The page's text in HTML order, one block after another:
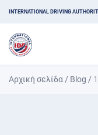
INTERNATIONAL DRIVING
Αρχική σελίδα / Blog /